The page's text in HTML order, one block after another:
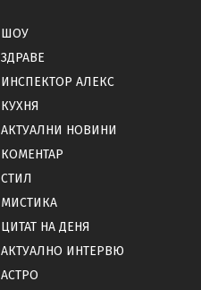
ШОУ
ЗДРАВЕ
ИНСПЕКТОР АЛЕКС
КУХНЯ
АКТУАЛНИ НОВИНИ
КОМЕНТАР
СТИЛ
МИСТИКА
ЦИТАТ НА ДЕНЯ
АКТУАЛНО ИНТЕРВЮ
АСТРО